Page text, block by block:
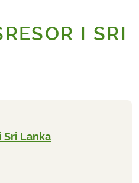
I SRI
Lanka